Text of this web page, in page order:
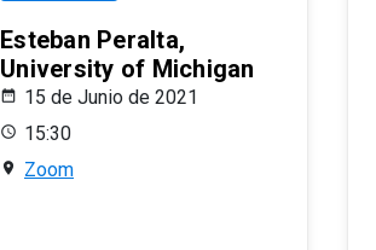
Esteban Peralta,
University of Michigan
15 de Junio de 2021
15:30
Zoom